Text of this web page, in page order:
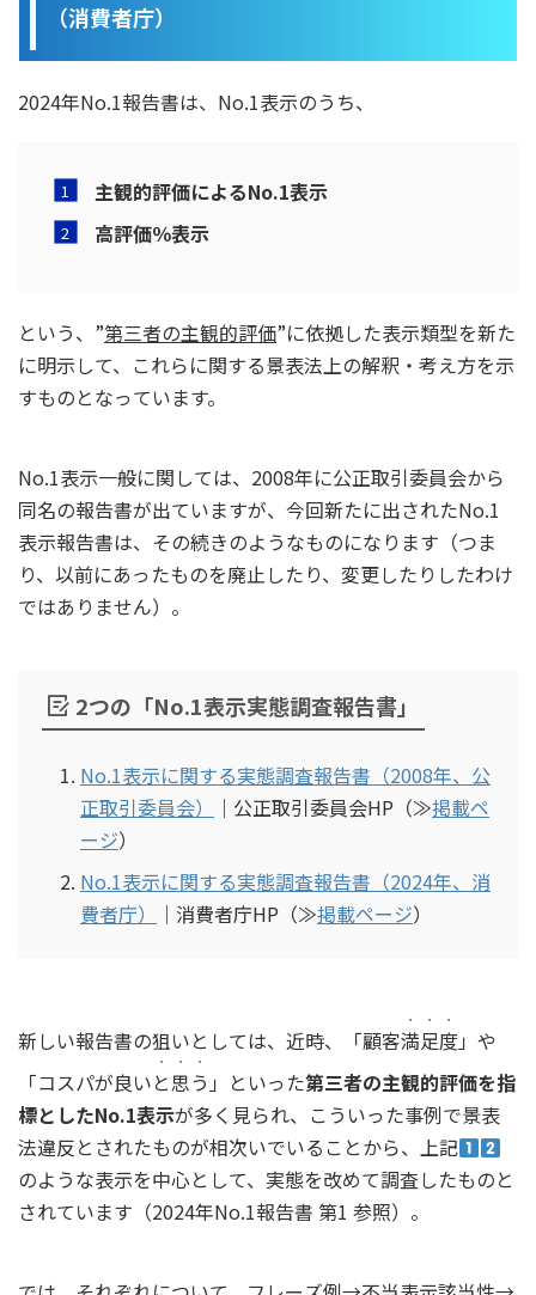
（消費者庁）
2024年No.1報告書は、No.1表示のうち、
主観的評価によるNo.1表示
高評価％表示
という、”第三者の主観的評価”に依拠した表示類型を新た
に明示して、これらに関する景表法上の解釈・考え方を示
すものとなっています。
No.1表示一般に関しては、2008年に公正取引委員会から
同名の報告書が出ていますが、今回新たに出されたNo.1
表示報告書は、その続きのようなものになります（つま
り、以前にあったものを廃止したり、変更したりしたわけ
ではありません）。
2つの「No.1表示実態調査報告書」
No.1表示に関する実態調査報告書（2008年、公
正取引委員会）
｜公正取引委員会HP（≫掲載ペ
ージ）
No.1表示に関する実態調査報告書（2024年、消
費者庁）
｜消費者庁HP（≫掲載ページ）
新しい報告書の狙いとしては、近時、「顧客満足度
・・・
」や
「コスパが良いと思う
・・・
」といった第三者の主観的評価を指
標としたNo.1表示が多く見られ、こういった事例で景表
法違反とされたものが相次いでいることから、上記
のような表示を中心として、実態を改めて調査したものと
されています（2024年No.1報告書 第1 参照）。